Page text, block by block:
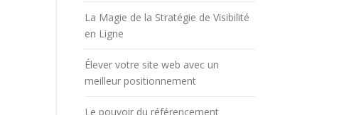
La Magie de la Stratégie de Visibilité
en Ligne
Élever votre site web avec un
meilleur positionnement
Le pouvoir du référencement